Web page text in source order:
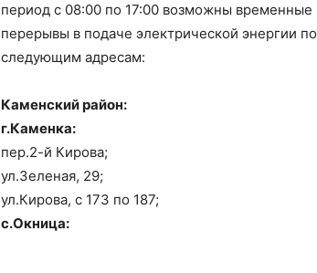
период с 08:00 по 17:00 возможны временные
перерывы в подаче электрической энергии по
следующим адресам:
Каменский район:
г.Каменка:
пер.2-й Кирова;
ул.Зеленая, 29;
ул.Кирова, с 173 по 187;
с.Окница: